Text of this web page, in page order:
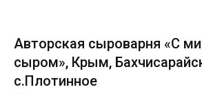
Авторская сыроварня «С
сыром», Крым,
с.Плотинное